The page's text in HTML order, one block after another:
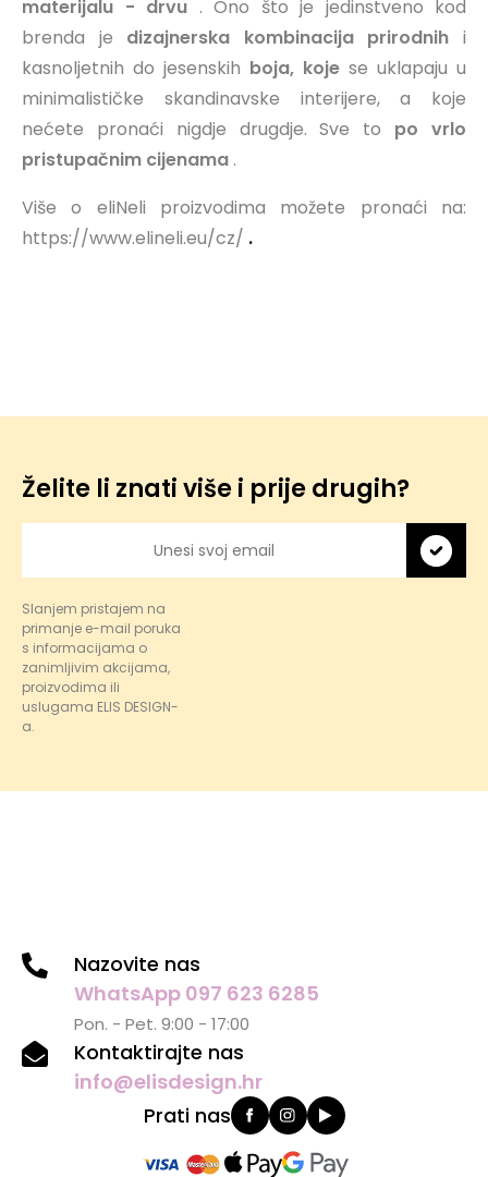
materijalu - drvu . Ono što je jedinstveno kod
brenda je dizajnerska kombinacija prirodnihi
kasnoljetnih do jesenskih boja, koje se uklapaju u
minimalističke skandinavske interijere, a koje
nećete pronaći nigdje drugdje.Sve to po vrlo
pristupačnim cijenama .
Više o eliNeli proizvodima možete pronaći na:
https://www.elineli.eu/cz/ .
Želite li znati više i prije drugih?
Slanjem pristajem na
primanje e-mail poruka
s informacijama o
zanimljivim akcijama,
proizvodima ili
uslugama ELIS DESIGN-
a.
Nazovite nas
WhatsApp 097 623 6285
Pon. - Pet. 9:00 - 17:00
Kontaktirajte nas
info@elisdesign.hr
Prati nas